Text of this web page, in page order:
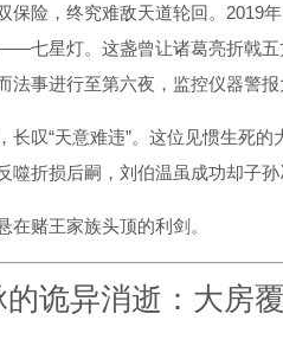
保险，终究难敌天道轮回。2019
七星灯。这盏曾让诸葛亮折戟
法事进行至第六夜，监控仪器警
长叹“天意难违”。这位见惯生死
噬折损后嗣，刘伯温虽成功却子
在赌王家族头顶的利剑。
诡异消逝：大房